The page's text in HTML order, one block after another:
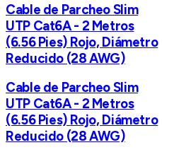
Cable de Parcheo Slim
UTP Cat6A - 2 Metros
(6.56 Pies) Rojo, Diámetro
Reducido (28 AWG)
Cable de Parcheo Slim
UTP Cat6A - 2 Metros
(6.56 Pies) Rojo, Diámetro
Reducido (28 AWG)